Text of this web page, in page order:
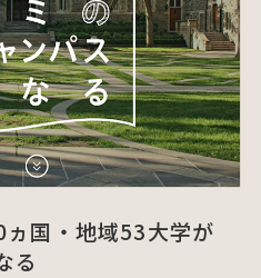
国・地域53大学が
る